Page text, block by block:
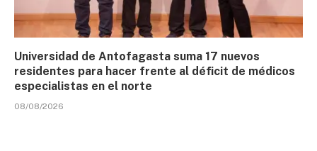
Universidad de Antofagasta suma 17 nuevos
residentes para hacer frente al déficit de médicos
especialistas en el norte
08/08/2026